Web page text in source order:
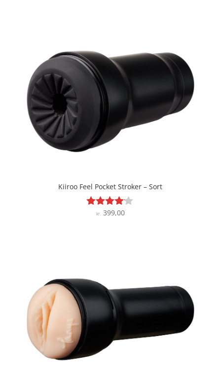
Kiiroo Feel Pocket Stroker – Sort
Vurderet
kr.399,00